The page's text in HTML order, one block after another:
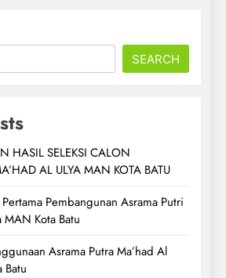
SEARCH
HASIL SELEKSI CALON
AL ULYA MAN KOTA BATU
Pembangunan Asrama Putri
MAN Kota Batu
Asrama Putra Ma’had Al
Batu